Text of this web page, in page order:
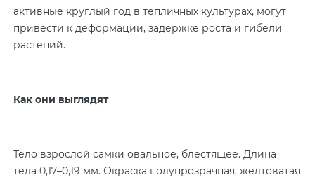
активные круглый год в тепличных культурах, могут
привести к деформации, задержке роста и гибели
растений.
Как они выглядят
Тело взрослой самки овальное, блестящее. Длина
тела 0,17–0,19 мм. Окраска полупрозрачная, желтоватая